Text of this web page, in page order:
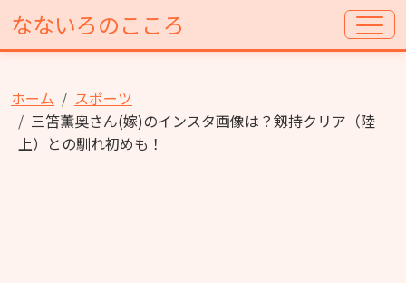
なないろのこころ
ホーム
スポーツ
三笘薫奥さん(嫁)のインスタ画像は？剱持クリア（陸
上）との馴れ初めも！